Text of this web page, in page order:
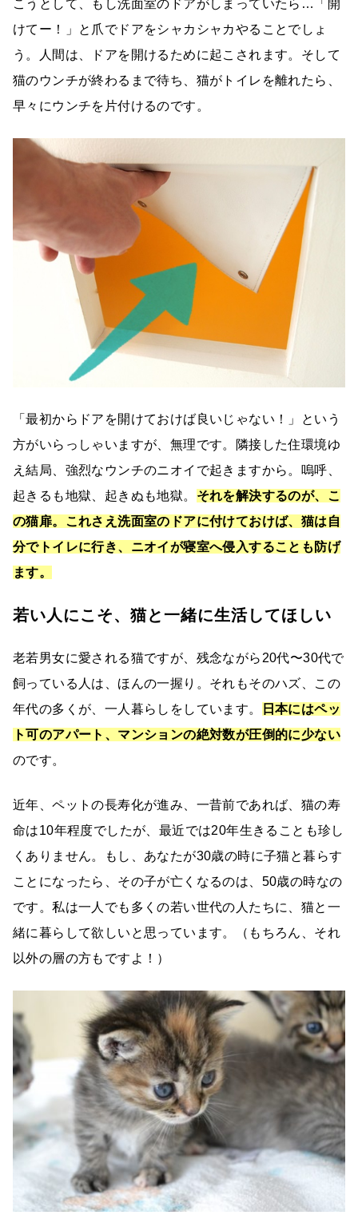
こうとして、もし洗面室のドアがしまっていたら…「開
けてー！」と爪でドアをシャカシャカやることでしょ
う。人間は、ドアを開けるために起こされます。そして
猫のウンチが終わるまで待ち、猫がトイレを離れたら、
早々にウンチを片付けるのです。
「最初からドアを開けておけば良いじゃない！」という
方がいらっしゃいますが、無理です。隣接した住環境ゆ
え結局、強烈なウンチのニオイで起きますから。嗚呼、
起きるも地獄、起きぬも地獄。 それを解決するのが、こ
の猫扉。これさえ洗面室のドアに付けておけば、猫は自
分でトイレに行き、ニオイが寝室へ侵入することも防げ
ます。
若い人にこそ、猫と一緒に生活してほしい
老若男女に愛される猫ですが、残念ながら20代〜30代で
飼っている人は、ほんの一握り。それもそのハズ、この
年代の多くが、一人暮らしをしています。
日本にはペッ
ト可のアパート、マンションの絶対数が圧倒的に少ない
のです。
近年、ペットの長寿化が進み、一昔前であれば、猫の寿
命は10年程度でしたが、最近では20年生きることも珍し
くありません。もし、あなたが30歳の時に子猫と暮らす
ことになったら、その子が亡くなるのは、50歳の時なの
です。私は一人でも多くの若い世代の人たちに、猫と一
緒に暮らして欲しいと思っています。（もちろん、それ
以外の層の方もですよ！）